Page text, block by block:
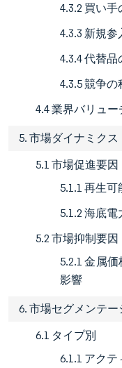
4.3.2 買い手
4.3.3 新規
4.3.4 代替品
4.3.5 競争の
4.4 業界バリュ
5. 市場ダイナミクス
5.1 市場促進要因
5.1.1 再生
5.1.2 海底
5.2 市場抑制要因
5.2.1 金属
影響
6. 市場セグメンテー
6.1 タイプ別
6.1.1 アクテ